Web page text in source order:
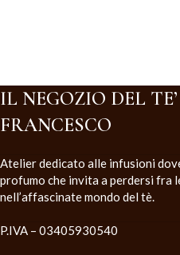
IL NEGOZIO DEL
FRANCESCO
Atelier dedicato alle infusioni
profumo che invita a perdersi fra
nell’affascinate mondo del tè.
P.IVA – 03405930540